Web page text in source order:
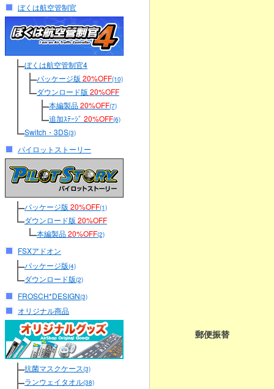
ぼくは航空管制官
ぼくは航空管制官4
パッケージ版 20%OFF(10)
ダウンロード版 20%OFF
本編製品20%OFF(7)
追加ｽﾃｰｼﾞ 20%OFF(6)
Switch・3DS(3)
パイロットストーリー
パッケージ版 20%OFF(1)
ダウンロード版 20%OFF
本編製品20%OFF(2)
FSXアドオン
パッケージ版(4)
ダウンロード版(2)
FROSCH*DESIGN(3)
オリジナル商品
抗菌マスクケース(3)
ランウェイタオル(38)
郵便振替